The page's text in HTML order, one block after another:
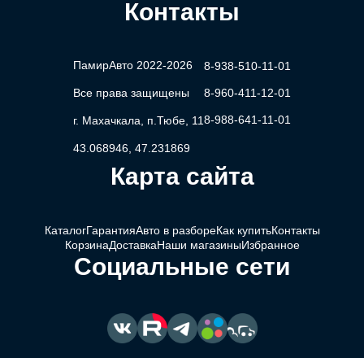
Контакты
ПамирАвто 2022-2026
Все права защищены
г. Махачкала, п.Тюбе, 11
43.068946, 47.231869
8-938-510-11-01
8-960-411-12-01
8-988-641-11-01
Карта сайта
КаталогГарантияАвто в разбореКак купитьКонтакты
КорзинаДоставкаНаши магазиныИзбранное
Социальные сети